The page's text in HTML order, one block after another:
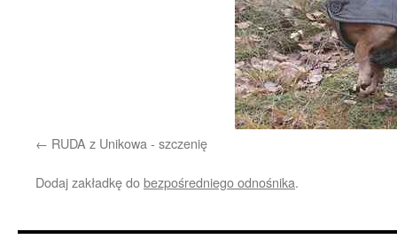
RUDA z Unikowa - szczenię
Dodaj zakładkę dobezpośredniego odnośnika.